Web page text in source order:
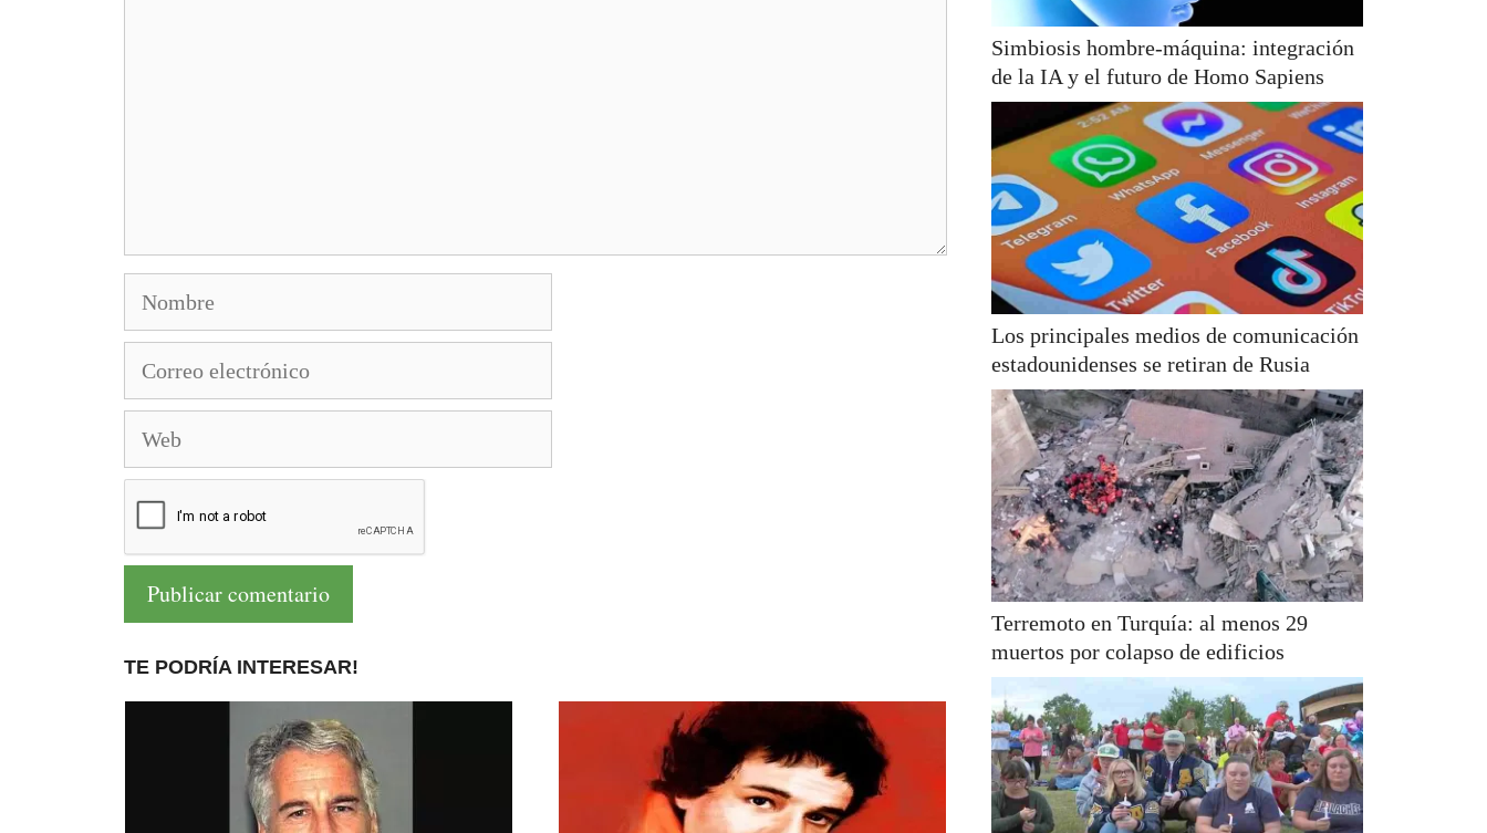
electrónico
TE PODRÍA INTERESAR!
Simbiosis hombre-máquina: integración
de la IA y el futuro de Homo Sapiens
Los principales medios de comunicación
estadounidenses se retiran de Rusia
Terremoto en Turquía: al menos 29
muertos por colapso de edificios